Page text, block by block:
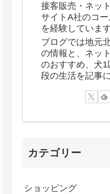
接客販売・ネッ
サイトA社のコ
を経験しています
ブログでは地元
の情報と、ネッ
のおすすめ、犬
段の生活を記事
カテゴリー
ショッピング